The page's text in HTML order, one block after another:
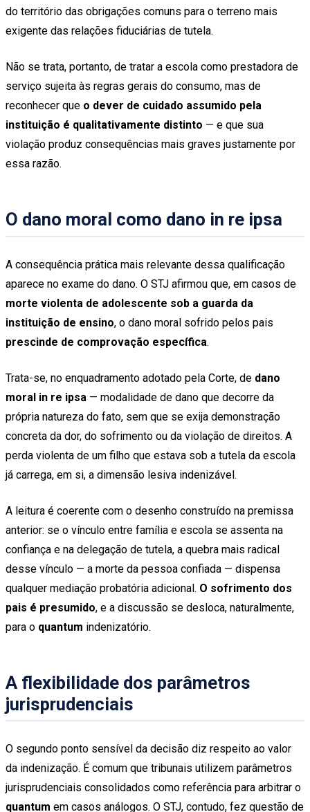
do território das obrigações comuns para o terreno mais
exigente das relações fiduciárias de tutela.
Não se trata, portanto, de tratar a escola como prestadora de
serviço sujeita às regras gerais do consumo, mas de
reconhecer que o dever de cuidado assumido pela
instituição é qualitativamente distinto — e que sua
violação produz consequências mais graves justamente por
essa razão.
O dano moral como dano in re ipsa
A consequência prática mais relevante dessa qualificação
aparece no exame do dano. O STJ afirmou que, em casos de
morte violenta de adolescente sob a guarda da
instituição de ensino, o dano moral sofrido pelos pais
prescinde de comprovação específica.
Trata-se, no enquadramento adotado pela Corte, de dano
moral in re ipsa — modalidade de dano que decorre da
própria natureza do fato, sem que se exija demonstração
concreta da dor, do sofrimento ou da violação de direitos. A
perda violenta de um filho que estava sob a tutela da escola
já carrega, em si, a dimensão lesiva indenizável.
A leitura é coerente com o desenho construído na premissa
anterior: se o vínculo entre família e escola se assenta na
confiança e na delegação de tutela, a quebra mais radical
desse vínculo — a morte da pessoa confiada — dispensa
qualquer mediação probatória adicional. O sofrimento dos
pais é presumido, e a discussão se desloca, naturalmente,
para o quantum indenizatório.
A flexibilidade dos parâmetros
jurisprudenciais
O segundo ponto sensível da decisão diz respeito ao valor
da indenização. É comum que tribunais utilizem parâmetros
jurisprudenciais consolidados como referência para arbitrar o
quantum em casos análogos. O STJ, contudo, fez questão de